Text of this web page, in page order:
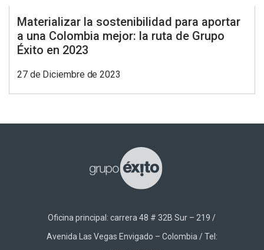
Materializar la sostenibilidad para aportar
a una Colombia mejor: la ruta de Grupo
Éxito en 2023
27 de Diciembre de 2023
Oficina principal: carrera 48 # 32B Sur – 219 /
Avenida Las Vegas Envigado – Colombia / Tel: